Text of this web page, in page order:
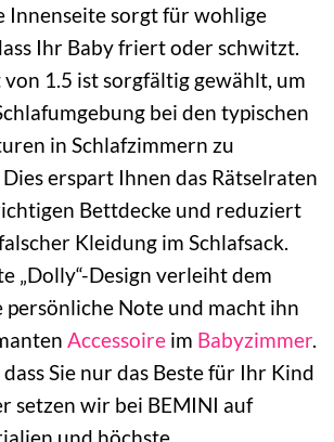
sorgt für wohlige
Ihr Baby friert oder schwitzt.
1.5 ist sorgfältig gewählt, um
bei den typischen
in Schlafzimmern zu
erspart Ihnen das Rätselraten
Bettdecke und reduziert
Kleidung im Schlafsack.
„Dolly“-Design verleiht dem
persönliche Note und macht ihn
Accessoire im Babyzimmer.
Sie nur das Beste für Ihr Kind
setzen wir bei BEMINI auf
und höchste